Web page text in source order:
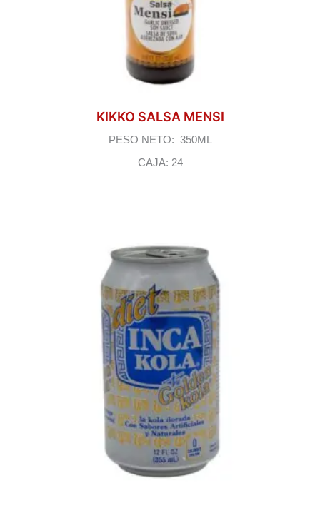
KIKKO SALSA MENSI
PESO NETO: 350ML
CAJA: 24